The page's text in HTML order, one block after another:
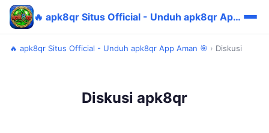
🔥 apk8qr Situs Official - Unduh apk8qr App Aman 🎯
🔥 apk8qr Situs Official - Unduh apk8qr App Aman 🎯 › Diskusi
Diskusi apk8qr